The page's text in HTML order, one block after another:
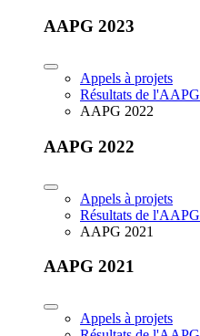
AAPG 2023
Appels à projets
Résultats de l'AAPG
AAPG 2022
AAPG 2022
Appels à projets
Résultats de l'AAPG
AAPG 2021
AAPG 2021
Appels à projets